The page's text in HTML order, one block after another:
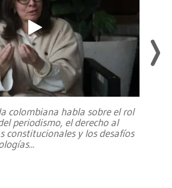
colombiana habla sobre el rol
periodismo, el derecho al
constitucionales y los desafíos
...